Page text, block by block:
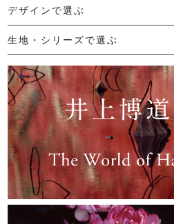
└ 新生活
└ 和装
└ 旅行
└ 快眠
└ お祝い
デザインで選ぶ
└ ゆったりデザイン
└ 小柄さんにおすすめデザイン
└ 袖付きデザイン
└ メンズ・ユニセックスデザイン
└ 暮らしの黒色特集
生地・シリーズで選ぶ
└ 手紬手織り麻
└ 先染め麻
└ からみ織
└ グレーズリネン
└ 綿麻帆布
└ リネンツイード
└ リネンハンプ
└ ざっくり麻
└ オーガニックの蚊帳
└ かやキノミシリーズ
└ ふちどりシリーズ
└ 花紋シリーズ
└ 小紋シリーズ
└ 華わびシリーズ
└ 波ステッチシリーズ
└ あゆみ鹿シリーズ
└ 森の鹿シリーズ
└ まほろばシリーズ
└ 刺し子渦シリーズ
└ 革の水玉シリーズ
└ 新ビオシリーズ